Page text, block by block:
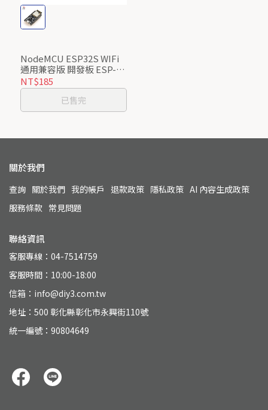
NodeMCU ESP32S WIFi
通用兼容版 開發板 ESP-
32S 開發板 Wi-Fi+BT+BLE
MCU 模组
NT$185
已售完
關於我們
查詢 關於我們 我的帳戶 退款政策 隱私政策 AI 內容生成政策
服務條款 常見問題
聯絡資訊
客服專線：04-7514759
客服時間：10:00-18:00
信箱：info@diy3.com.tw
地址：500 彰化縣彰化市永興街110號
統一編號：90804649